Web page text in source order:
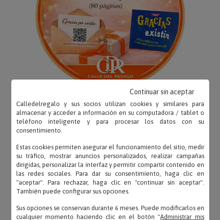
OPINIONES
«Perfecto y super original»
Calledelregalo y sus socios utilizan cookies y similares para
almacenar y acceder a información en su computadora / tablet o
teléfono inteligente y para procesar los datos con su
consentimiento.
Estas cookies permiten asegurar el funcionamiento del sitio, medir
su tráfico, mostrar anuncios personalizados, realizar campañas
dirigidas, personalizar la interfaz y permitir compartir contenido en
las redes sociales. Para dar su consentimiento, haga clic en
"aceptar". Para rechazar, haga clic en "continuar sin aceptar".
También puede configurar sus opciones.
Sus opciones se conservan durante 6 meses. Puede modificarlos en
cualquier momento haciendo clic en el botón "Administrar mis
Continuar sin aceptar